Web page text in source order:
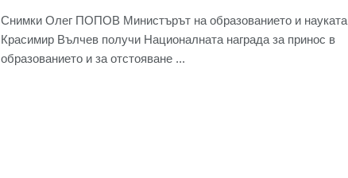
Снимки Олег ПОПОВ Министърът на образованието и науката
Красимир Вълчев получи Националната награда за принос в
образованието и за отстояване ...